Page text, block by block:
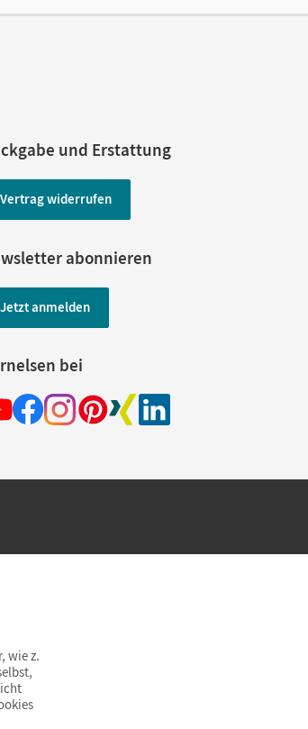
und Erstattung
Vertrag widerrufen
abonnieren
Jetzt anmelden
bei
Deutschlands
wie z.